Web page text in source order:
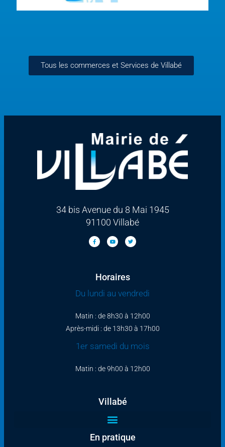
Tous les commerces et Services de Villabé
34 bis Avenue du 8 Mai 1945
91100 Villabé
Horaires
Du lundi au vendredi
Matin : de 8h30 à 12h00
Après-midi : de 13h30 à 17h00
1er samedi du mois
Matin : de 9h00 à 12h00
Villabé
En pratique